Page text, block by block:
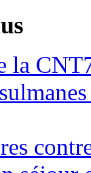
la